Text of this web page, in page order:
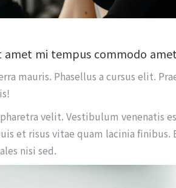
amet mi tempus commodo
mauris. Phasellus a cursus elit.
velit. Vestibulum venenatis
et risus vitae quam lacinia
nisi sed.